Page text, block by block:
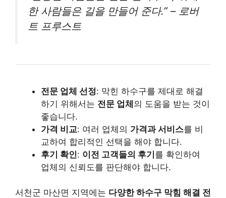
한 사람들은 길을 만들어 준다.” – 로버
트 프루스트
전문 업체 선정: 막힌 하수구를 제대로 해결
하기 위해서는 전문 업체의 도움을 받는 것이
좋습니다.
가격 비교: 여러 업체의 가격과 서비스를 비
교하여 합리적인 선택을 해야 합니다.
후기 확인: 이전 고객들의 후기를 확인하여
업체의 신뢰도를 판단해야 합니다.
서천군 마산면 지역에는 다양한 하수구 막힘 해결 전